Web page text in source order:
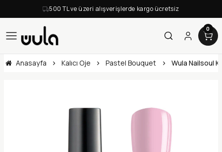
500 TL ve üzeri alışverişlerde kargo ücretsiz
0
Anasayfa Kalıcı Oje Pastel Bouquet Wula Nailsoul